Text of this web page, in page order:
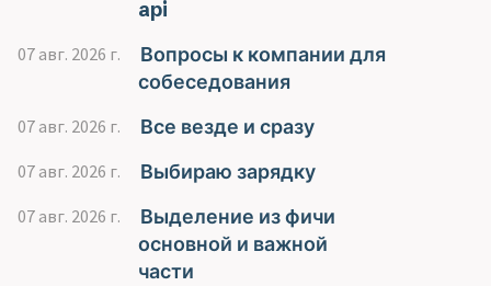
api
07 авг. 2026 г.
Вопросы к компании для
собеседования
07 авг. 2026 г. Все везде и сразу
07 авг. 2026 г. Выбираю зарядку
07 авг. 2026 г.
Выделение из фичи
основной и важной
части